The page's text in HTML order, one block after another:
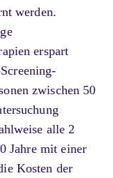
werden.
erspart
zwischen 50
alle 2
Jahre mit einer
Kosten der